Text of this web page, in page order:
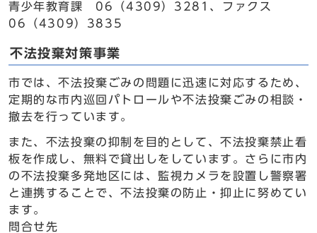
青少年教育課 06（4309）3281、ファクス
06（4309）3835
不法投棄対策事業
市では、不法投棄ごみの問題に迅速に対応するため、
定期的な市内巡回パトロールや不法投棄ごみの相談・
撤去を行っています。
また、不法投棄の抑制を目的として、不法投棄禁止看
板を作成し、無料で貸出しをしています。さらに市内
の不法投棄多発地区には、監視カメラを設置し警察署
と連携することで、不法投棄の防止・抑止に努めてい
ます。
問合せ先